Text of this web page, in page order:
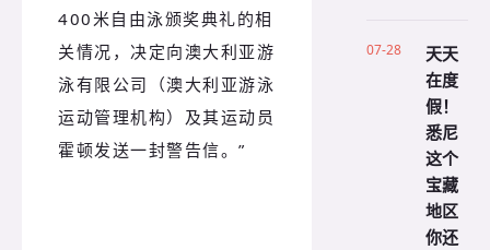
400米自由泳颁奖典礼的相
关情况，决定向澳大利亚游
泳有限公司（澳大利亚游泳
运动管理机构）及其运动员
霍顿发送一封警告信。 ”
07-28
天天
在度
假！
悉尼
这个
宝藏
地区
你还